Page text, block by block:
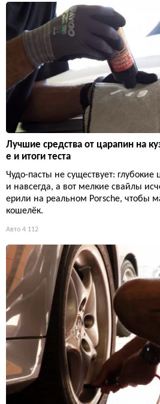
Лучшие средства от царапин на
е и итоги теста
Чудо-пасты не существует: глубокие
и навсегда, а вот мелкие свайлы
ерили на реальном Porsche, чтобы
кошелёк.
Авто 4 112